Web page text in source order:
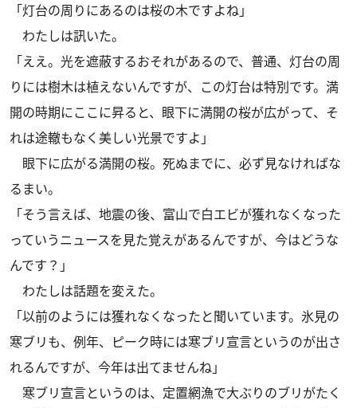
「灯台の周りにあるのは桜の木ですよね」
わたしは訊いた。
「ええ。光を遮蔽するおそれがあるので、普通、灯台の周
りには樹木は植えないんですが、この灯台は特別です。満
開の時期にここに昇ると、眼下に満開の桜が広がって、そ
れは途轍もなく美しい光景ですよ」
眼下に広がる満開の桜。死ぬまでに、必ず見なければな
るまい。
「そう言えば、地震の後、富山で白エビが獲れなくなった
っていうニュースを見た覚えがあるんですが、今はどうな
んです？」
わたしは話題を変えた。
「以前のようには獲れなくなったと聞いています。氷見の
寒ブリも、例年、ピーク時には寒ブリ宣言というのが出さ
れるんですが、今年は出てませんね」
寒ブリ宣言というのは、定置網漁で大ぶりのブリがたく